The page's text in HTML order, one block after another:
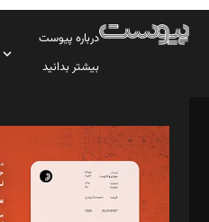
درباره پیوست
بیشتر بدانید
مدیر مسئول: محمدباقر اثنی‌عشری
سردبیر: مهرک محمودی
دبیر تحریریه: میثم قاسمی
د‌بیر ناداستان: سمانه سمیع